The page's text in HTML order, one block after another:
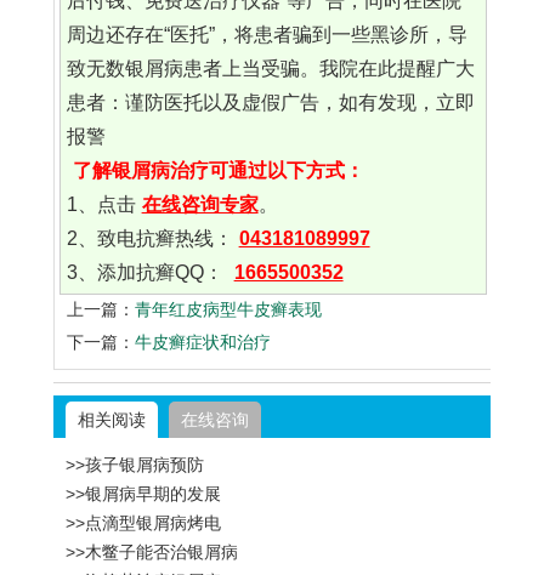
周边还存在“医托”，将患者骗到一些黑诊所，导
致无数银屑病患者上当受骗。我院在此提醒广大
患者：谨防医托以及虚假广告，如有发现，立即
报警
了解银屑病治疗可通过以下方式：
1、点击 在线咨询专家。
2、致电抗癣热线：
043181089997
3、添加抗癣QQ：
1665500352
上一篇： 青年红皮病型牛皮癣表现
下一篇： 牛皮癣症状和治疗
相关阅读 在线咨询
>>孩子银屑病预防
>>银屑病早期的发展
>>点滴型银屑病烤电
>>木鳖子能否治银屑病